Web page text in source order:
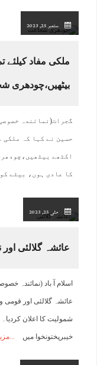
ستمبر 25, 2023
ملکی مفاد کیلئے
بیٹھیں،چودھری
گجرات(نمائندہ
حسین نے کہا کہ ملکی
اکٹھے
کا عادی ہوں، بیٹے
مئی 25, 2023
عائشہ گلالئی
اسلام آ باد (نمائندہ
عائشہ گلالئی اور
شمولیت کا اعلان
خیبرپختونخوا میں